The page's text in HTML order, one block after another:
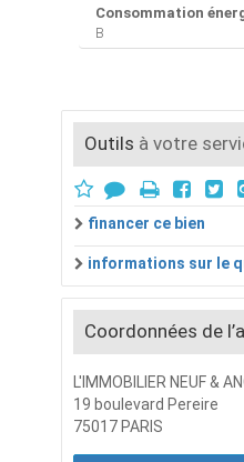
Consommation
B
Outils à votre
financer ce bien
informations sur le
Coordonnées de
L'IMMOBILIER NEUF &
19 boulevard Pereire
75017 PARIS